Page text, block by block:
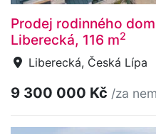
Prodej rodinného
Liberecká, 116 m2
Liberecká, Česká Lípa
9 300 000 Kč /za